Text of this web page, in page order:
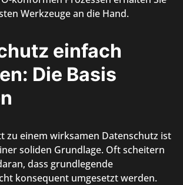
Werkzeuge an die Hand.
einfach
Die Basis
zu einem wirksamen Datenschutz ist
soliden Grundlage. Oft scheitern
dass grundlegende
konsequent umgesetzt werden.